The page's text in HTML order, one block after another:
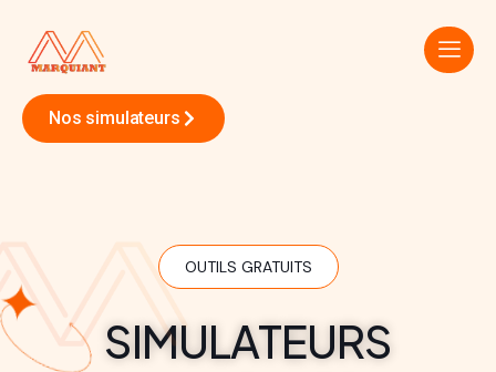
Nos simulateurs
OUTILS GRATUITS
SIMULATEURS